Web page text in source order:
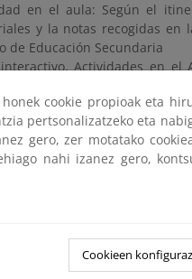
en el aula: Según el
y la notas recogidas en
de Educación Secundaria
Actividades en el
interactivo, Visita
Obligatoria
cookie propioak eta
pertsonalizatzeko eta
gero, zer motatako
nahi izanez gero,
Cookieen